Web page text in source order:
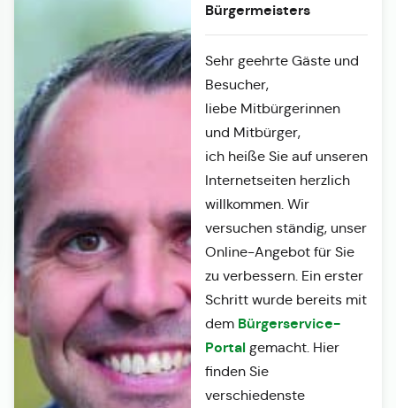
Bürgermeisters
Sehr geehrte Gäste und
Besucher,
liebe Mitbürgerinnen
und Mitbürger,
ich heiße Sie auf unseren
Internetseiten herzlich
willkommen. Wir
versuchen ständig, unser
Online-Angebot für Sie
zu verbessern. Ein erster
Schritt wurde bereits mit
dem Bürgerservice-
Portalgemacht. Hier
finden Sie
verschiedenste